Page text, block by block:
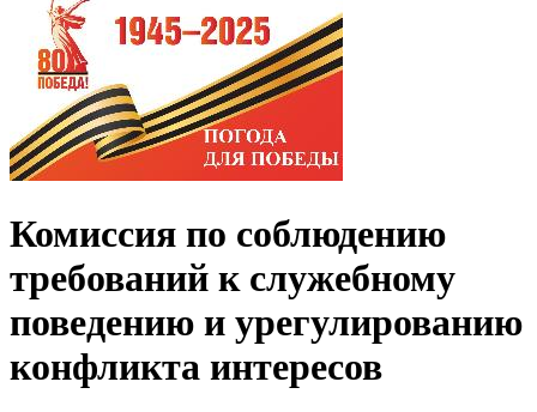
Комиссия по соблюдению
требований к служебному
поведению и урегулированию
конфликта интересов